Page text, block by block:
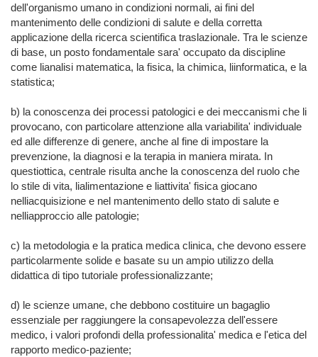
dell'organismo umano in condizioni normali, ai fini del
mantenimento delle condizioni di salute e della corretta
applicazione della ricerca scientifica traslazionale. Tra le scienze
di base, un posto fondamentale sara' occupato da discipline
come lianalisi matematica, la fisica, la chimica, liinformatica, e la
statistica;
b) la conoscenza dei processi patologici e dei meccanismi che li
provocano, con particolare attenzione alla variabilita' individuale
ed alle differenze di genere, anche al fine di impostare la
prevenzione, la diagnosi e la terapia in maniera mirata. In
questiottica, centrale risulta anche la conoscenza del ruolo che
lo stile di vita, lialimentazione e liattivita' fisica giocano
nelliacquisizione e nel mantenimento dello stato di salute e
nelliapproccio alle patologie;
c) la metodologia e la pratica medica clinica, che devono essere
particolarmente solide e basate su un ampio utilizzo della
didattica di tipo tutoriale professionalizzante;
d) le scienze umane, che debbono costituire un bagaglio
essenziale per raggiungere la consapevolezza dell'essere
medico, i valori profondi della professionalita' medica e l'etica del
rapporto medico-paziente;